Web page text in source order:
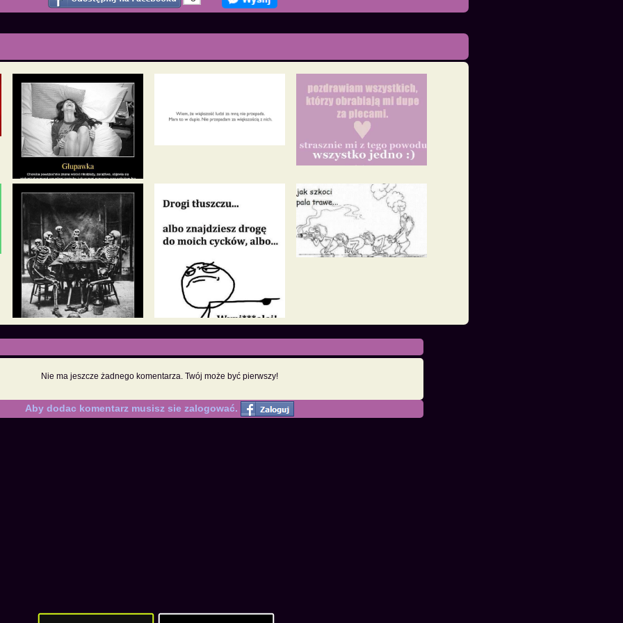
Nie ma jeszcze żadnego komentarza. Twój może być pierwszy!
Aby dodac komentarz musisz sie zalogować.